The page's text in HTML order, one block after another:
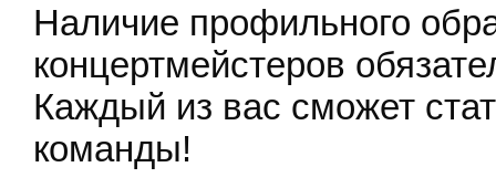
Наличие профильного
концертмейстеров
Каждый из вас сможет
команды!